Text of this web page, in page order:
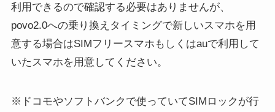
利用できるので確認する必要はありませんが、
povo2.0への乗り換えタイミングで新しいスマホを用
意する場合はSIMフリースマホもしくはauで利用して
いたスマホを用意してください。
※ドコモやソフトバンクで使っていてSIMロックが行